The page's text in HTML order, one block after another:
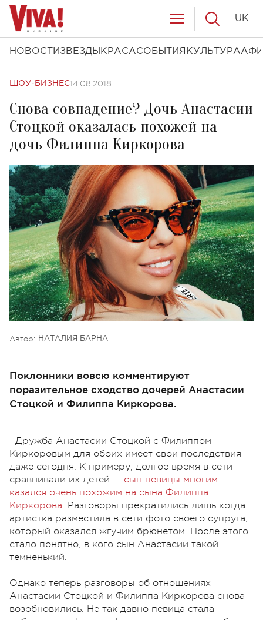
НОВОСТИ ЗВЕЗДЫ КРАСАСОБЫТИЯ КУЛЬТУРА
UK
ШОУ-БИЗНЕС14.08.2018
Снова совпадение? Дочь Анастасии
Стоцкой оказалась похожей на
дочь Филиппа Киркорова
Автор: НАТАЛИЯ БАРНА
Поклонники вовсю комментируют
поразительное сходство дочерей Анастасии
Стоцкой и Филиппа Киркорова.
Дружба Анастасии Стоцкой с Филиппом
Киркоровым для обоих имеет свои последствия
даже сегодня. К примеру, долгое время в сети
сравнивали их детей — сын певицы многим
казался очень похожим на сына Филиппа
Киркорова. Разговоры прекратились лишь когда
артистка разместила в сети фото своего супруга,
который оказался жгучим брюнетом. После этого
стало понятно, в кого сын Анастасии такой
темненький.
Однако теперь разговоры об отношениях
Анастасии Стоцкой и Филиппа Киркорова снова
возобновились. Не так давно певица стала